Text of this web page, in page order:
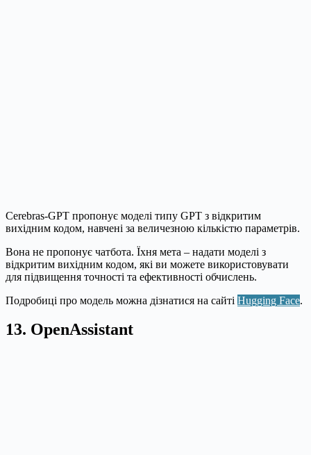
Cerebras-GPT пропонує моделі типу GPT з відкритим
вихідним кодом, навчені за величезною кількістю параметрів.
Вона не пропонує чатбота. Їхня мета – надати моделі з
відкритим вихідним кодом, які ви можете використовувати
для підвищення точності та ефективності обчислень.
Подробиці про модель можна дізнатися на сайті Hugging Face.
13. OpenAssistant